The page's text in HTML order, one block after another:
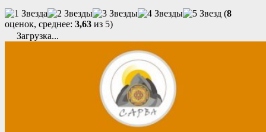
(8
оценок, среднее: 3,63 из 5)
Загрузка...